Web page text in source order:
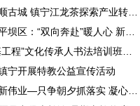
宁开展特教公益宣传活动